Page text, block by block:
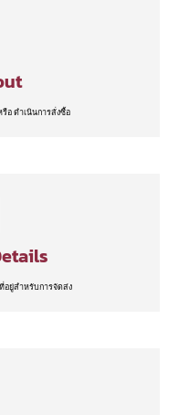
อ ดำเนินการสั่งซื้อ
อยู่สำหรับการจัดส่ง